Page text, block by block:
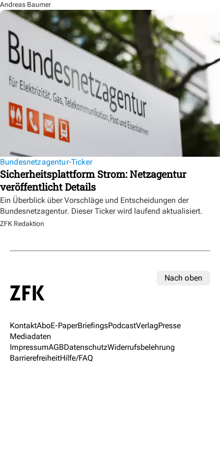
Andreas Baumer
Bundesnetzagentur-Ticker
Sicherheitsplattform Strom: Netzagentur
veröffentlicht Details
Ein Überblick über Vorschläge und Entscheidungen der
Bundesnetzagentur. Dieser Ticker wird laufend aktualisiert.
ZFK Redaktion
Nach oben
KontaktAboE-PaperBriefingsPodcastVerlagPresse
Mediadaten
ImpressumAGBDatenschutzWiderrufsbelehrung
BarrierefreiheitHilfe/FAQ